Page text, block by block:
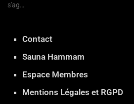
s'ag…
Contact
Sauna Hammam
Espace Membres
Mentions Légales et RGPD